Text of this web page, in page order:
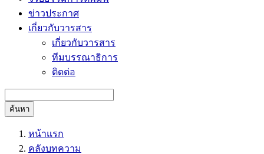
ข่าวประกาศ
เกี่ยวกับวารสาร
เกี่ยวกับวารสาร
ทีมบรรณาธิการ
ติดต่อ
ค้นหา
หน้าแรก
คลังบทความ